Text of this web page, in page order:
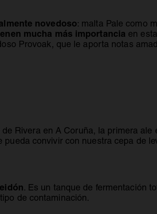
novedoso: malta Pale como
mucha más importancia en
Provoak, que le aporta notas
Rivera en A Coruña, la primera ale
pueda convivir con nuestra cepa de
. Es un tanque de fermentación
de contaminación.